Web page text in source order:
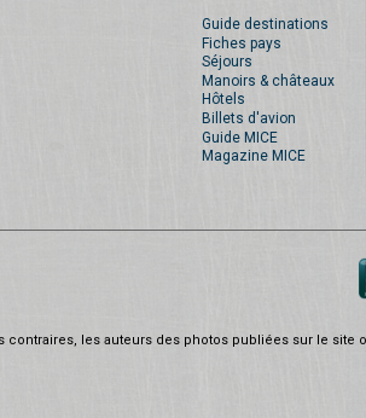
Guide destinations
Fiches pays
Séjours
Manoirs & châteaux
Hôtels
Billets d'avion
Guide MICE
Magazine MICE
contraires, les auteurs des photos publiées sur le